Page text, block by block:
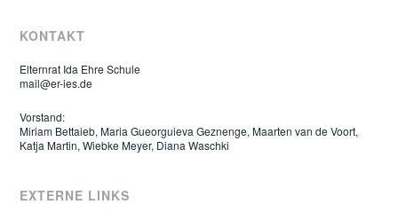
KONTAKT
Elternrat Ida Ehre Schule
mail@er-ies.de
Vorstand:
Miriam Bettaieb, Maria Gueorguieva Geznenge, Maarten van de Voort,
Katja Martin, Wiebke Meyer, Diana Waschki
EXTERNE LINKS